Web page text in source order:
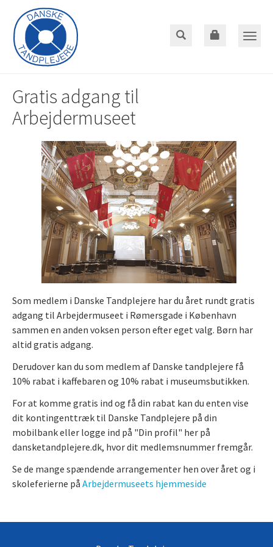
hoved-
indhold
Gratis adgang til
Arbejdermuseet
Som medlem i Danske Tandplejere har du året rundt gratis
adgang til Arbejdermuseet i Rømersgade i København
sammen en anden voksen person efter eget valg. Børn har
altid gratis adgang.
Derudover kan du som medlem af Danske tandplejere få
10% rabat i kaffebaren og 10% rabat i museumsbutikken.
For at komme gratis ind og få din rabat kan du enten vise
dit kontingenttræk til Danske Tandplejere på din
mobilbank eller logge ind på "Din profil" her på
dansketandplejere.dk, hvor dit medlemsnummer fremgår.
Se de mange spændende arrangementer hen over året og i
skoleferierne på Arbejdermuseets hjemmeside